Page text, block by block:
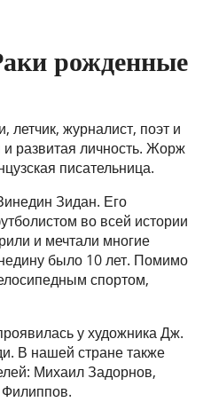
рожденные
журналист, поэт и
и развитая личность. Жорж
писательница.
Зидан. Его
во всей истории
и мечтали многие
было 10 лет. Помимо
спортом,
у художника Дж.
В нашей стране также
Михаил Задорнов,